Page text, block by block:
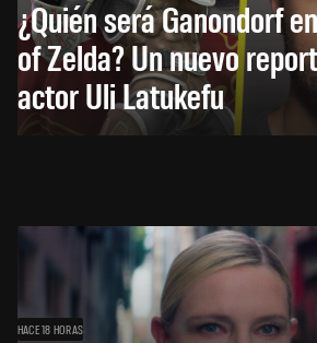
¿Quién será Ganondorf
of Zelda? Un nuevo
actor Uli Latukefu
HACE 18 HORAS